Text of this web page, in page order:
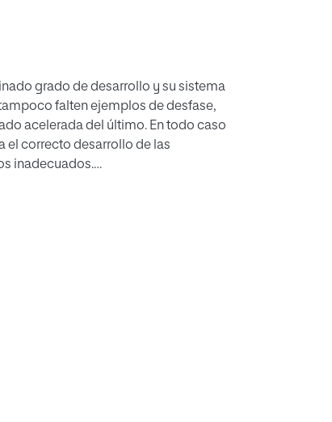
grado de desarrollo y su sistema
falten ejemplos de desfase,
acelerada del último. En todo caso
el correcto desarrollo de las
inadecuados.
manifiesta porque en el fondo es la
el de acceder a un nivel de educación
y cultural de la sociedad de que forma